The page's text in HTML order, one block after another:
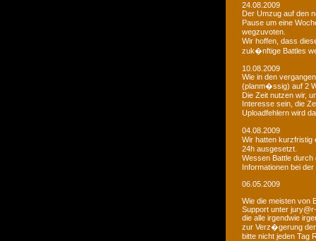
24.08.2009
Der Umzug auf den
Pause um eine
wegzuvoten.
Wir hoffen, dass
zuk�nftige Battles
10.08.2009
Wie in den
(planm�ssig) auf 2
Die Zeit nutzen wir,
Interesse sein, die
Uploadfehlern wird
04.08.2009
Wir hatten kurzfristig
24h ausgesetzt.
Wessen Battle
Informationen bei
06.05.2009
Wie die meisten von
Support unter
die alle irgendwie
zur Verz�gerung der
bitte nicht jeden Tag